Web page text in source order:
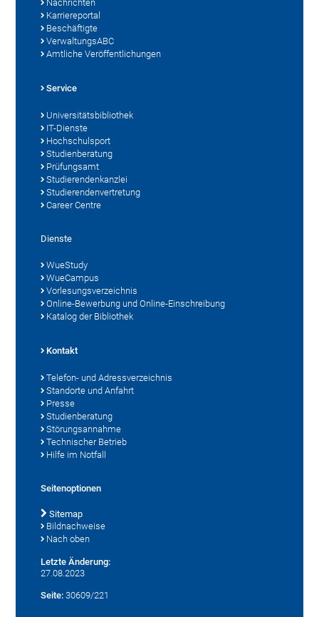
Nachrichten
Karriereportal
Beschäftigte
VerwaltungsABC
Amtliche Veröffentlichungen
Service
Universitätsbibliothek
IT-Dienste
Hochschulsport
Studienberatung
Prüfungsamt
Studierendenkanzlei
Studierendenvertretung
Career Centre
Dienste
WueStudy
WueCampus
Vorlesungsverzeichnis
Online-Bewerbung und Online-Einschreibung
Katalog der Bibliothek
Kontakt
Telefon- und Adressverzeichnis
Standorte und Anfahrt
Presse
Studienberatung
Störungsannahme
Technischer Betrieb
Hilfe im Notfall
Seitenoptionen
Sitemap
Bildnachweise
Nach oben
Letzte Änderung:
27.08.2023
Seite: 30609/221